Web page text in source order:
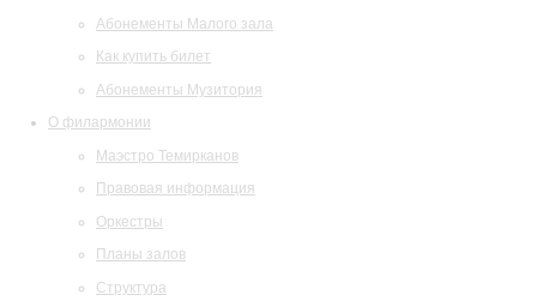
Абонементы Малого зала
Как купить билет
Абонементы Музитория
О филармонии
Маэстро Темирканов
Правовая информация
Оркестры
Планы залов
Структура